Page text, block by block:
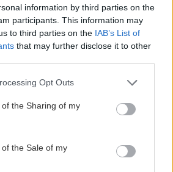
information by third parties on the
participants. This information may
to third parties on the IAB’s List of
that may further disclose it to other
Opt Outs
the Sharing of my
the Sale of my